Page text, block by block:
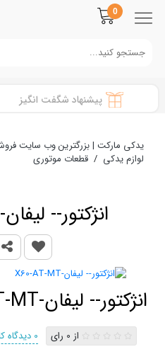
0
پیشنهاد شگفت انگیز
یدکی مارکت | بزرگترین وب سایت
لوازم یدکی / قطعات موتوری
انژکتور-- لیفان-X60-AT-MT
انژکتور-- لیفان-X60-AT-MT
از 0 رای 0 دیدگاه کاربران